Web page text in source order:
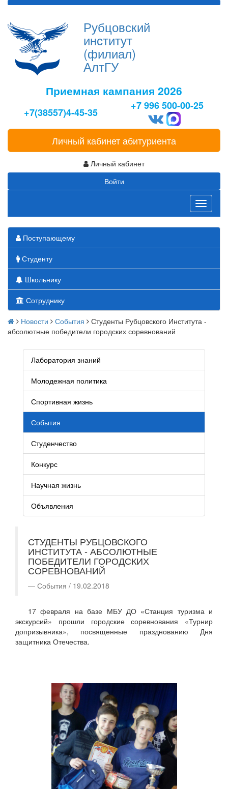
Рубцовский
институт
(филиал)
АлтГУ
Приемная кампания 2026
+7(38557)4-45-35
+7 996 500-00-25
Личный кабинет абитуриента
Личный кабинет
Войти
Toggle
Поступающему
Студенту
Школьнику
Сотруднику
Новости События
Студенты Рубцовского Института -
абсолютные победители городских соревнований
Лаборатория знаний
Молодежная политика
Спортивная жизнь
События
Студенчество
Конкурс
Научная жизнь
Объявления
СТУДЕНТЫ РУБЦОВСКОГО
ИНСТИТУТА - АБСОЛЮТНЫЕ
ПОБЕДИТЕЛИ ГОРОДСКИХ
СОРЕВНОВАНИЙ
События / 19.02.2018
17 февраля на базе МБУ ДО «Станция туризма и
экскурсий» прошли городские соревнования «Турнир
допризывника», посвященные празднованию Дня
защитника Отечества.